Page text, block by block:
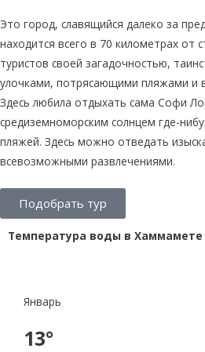
Это город, славящийся далеко за
находится всего в 70 километрах от
туристов своей загадочностью,
улочками, потрясающими пляжами и
Здесь любила отдыхать сама Софи
средиземноморским солнцем где-
пляжей. Здесь можно отведать
всевозможными развлечениями.
Подобрать тур
Температура воды в
Январь
13°